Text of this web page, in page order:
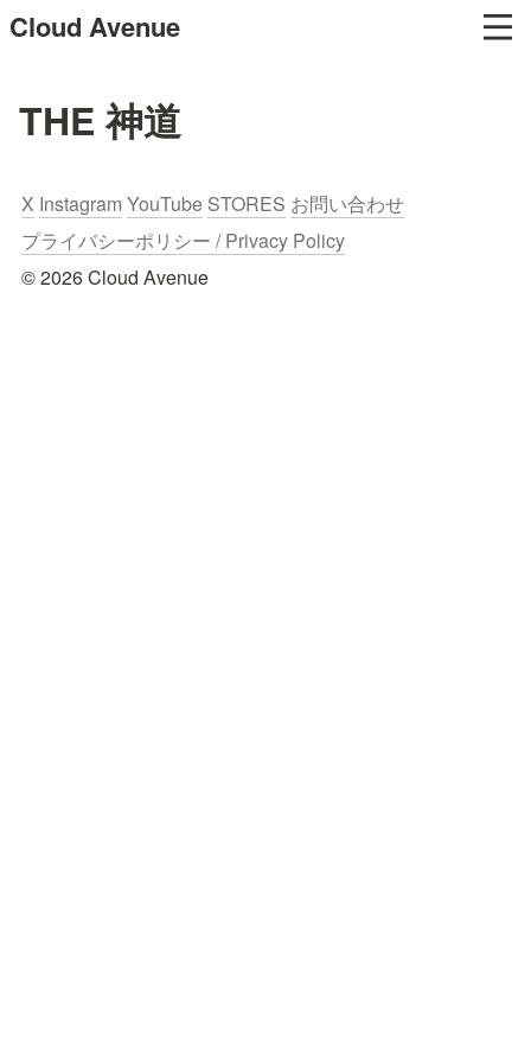
Cloud Avenue
THE 神道
X Instagram YouTube STORES お問い合わせ
プライバシーポリシー / Privacy Policy
© 2026 Cloud Avenue